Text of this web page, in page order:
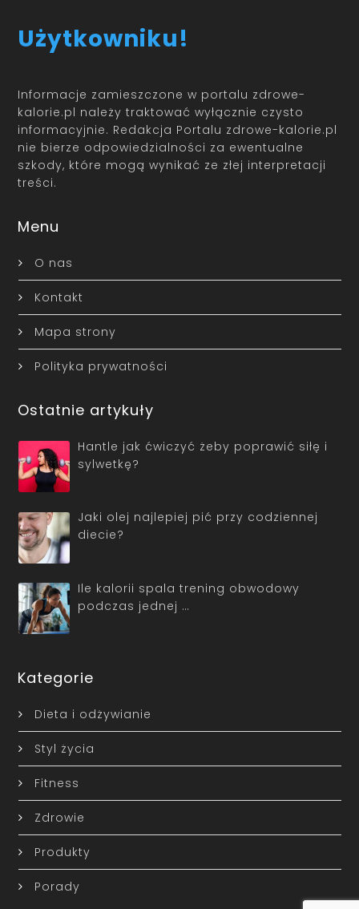
Użytkowniku!
Informacje zamieszczone w portalu zdrowe-
kalorie.pl należy traktować wyłącznie czysto
informacyjnie. Redakcja Portalu zdrowe-kalorie.pl
nie bierze odpowiedzialności za ewentualne
szkody, które mogą wynikać ze złej interpretacji
treści.
Menu
O nas
Kontakt
Mapa strony
Polityka prywatności
Ostatnie artykuły
Hantle jak ćwiczyć żeby poprawić siłę i
sylwetkę?
Jaki olej najlepiej pić przy codziennej
diecie?
Ile kalorii spala trening obwodowy
podczas jednej …
Kategorie
Dieta i odżywianie
Styl życia
Fitness
Zdrowie
Produkty
Porady